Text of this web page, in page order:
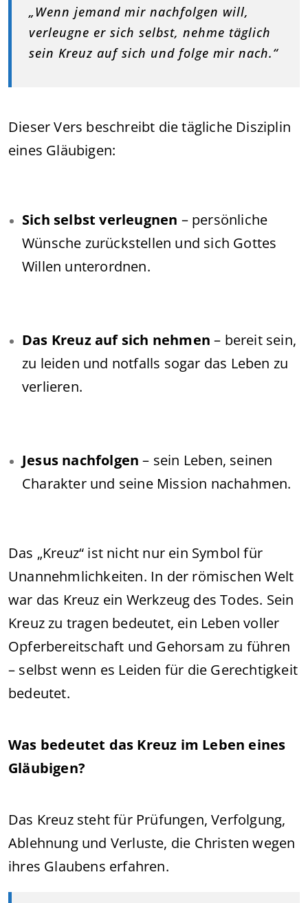
„Wenn jemand mir nachfolgen will,
verleugne er sich selbst, nehme täglich
sein Kreuz auf sich und folge mir nach.“
Dieser Vers beschreibt die tägliche Disziplin
eines Gläubigen:
Sich selbst verleugnen – persönliche
Wünsche zurückstellen und sich Gottes
Willen unterordnen.
Das Kreuz auf sich nehmen – bereit sein,
zu leiden und notfalls sogar das Leben zu
verlieren.
Jesus nachfolgen – sein Leben, seinen
Charakter und seine Mission nachahmen.
Das „Kreuz“ ist nicht nur ein Symbol für
Unannehmlichkeiten. In der römischen Welt
war das Kreuz ein Werkzeug des Todes. Sein
Kreuz zu tragen bedeutet, ein Leben voller
Opferbereitschaft und Gehorsam zu führen
– selbst wenn es Leiden für die Gerechtigkeit
bedeutet.
Was bedeutet das Kreuz im Leben eines
Gläubigen?
Das Kreuz steht für Prüfungen, Verfolgung,
Ablehnung und Verluste, die Christen wegen
ihres Glaubens erfahren.